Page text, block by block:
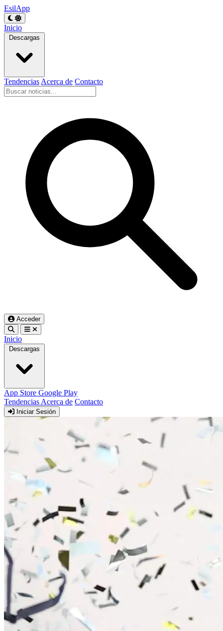
EsilApp
Inicio
Descargas
Tendencias Acerca de Contacto
Acceder
Inicio
Descargas
App Store Google Play
Tendencias Acerca de Contacto
Iniciar Sesión